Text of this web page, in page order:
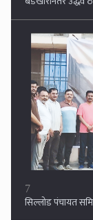
परभणीत एटीएसचा
छावणीचे स्वरूप!